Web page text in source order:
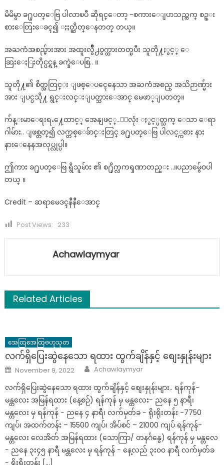
မိမိမွာ ခ႐ုပတ္ေဗြ ပါလာၿပီ ဆိုရင္ေတာ့ -စကားေျပာသည္ထက္ စဥ္း
စားေတြးေခၚ၍ ႏႈတ္ဆိတ္ေနတတ္ တယ္။
အႀကံအစည္မ်ားအား အထူးလွ်ိဳ႕ဝွက္ထားတတ္ၿပီး သူတို႔ႏွင့္ ေ
ဆြးေႏြးတိုင္ပင္ရန္ ခက္ခဲေပစြ.. ။
သူတို႔၏ စိတ္အတြင္း ျဖစ္ေပၚေနေသာ အႀကံအစည္ အသိဉာဏ္မ်ား
အား ျပင္ပသို႔ ရွင္းလင္းျပတ္သားေအာင္ မေဖာ္ျပတတ္။
က်န္းမာေရးရႉ႔ေထာင့္ အေနျဖင့္..ႏွလုံး ႏွင့္ပတ္သက္ ေသာ ေရာ
ဂါမ်ား.. ျဖစ္တတ္၍ လက္တစ္ေခ်ာင္းတြင္ ခ႐ုပတ္ေဗြ ပါလင့္ကစား နား
နားေနေနအလုပ္လုပ္ပါ။
ဤကား ခ႐ုပတ္ေဗြ ရွိသူမ်ား ၏ စ႐ိုက္လကၡဏာတည္း ..။ပညာမွ်ေဝပါ
တယ္ ။
Credit – ဆရာမေဒၚနီနီေအာင္
Post Views: 233
Achawlaymyar
Related Articles
အေထြအေထြဗဟုသုတ
လက်ရှိပြေးဆွဲနေသော ရထား ထွက်ချိန်နှင့် စျေးနှုန်းများ
Posted
on
November 9, 2022 Author
Achawlaymyar
လက်ရှိပြေးဆွဲနေသော ရထား ထွက်ချိန်နှင့် စျေးနှုန်းများ.. ရန်ကုန်-
မန္တလေး အမြန်ရထား (နေ့စဉ်) ရန်ကုန် မှ မန္တလေး− ညနေ ၅ နာရီ၊
မန္တလေး မှ ရန်ကုန် − ညနေ ၄ နာရီ၊ လက်မှတ်ခ − ရိုးရိုးတန်း -7750
ကျပ်၊ အထက်တန်း – 15500 ကျပ်၊ အိပ်စင် – 21000 ကျပ် ရန်ကုန်-
မန္တလေး လေအိတ် အမြန်ရထား (သောကြာ/ တနင်္ဂနွေ) ရန်ကုန် မှ မန္တလေ
− ညနေ ၃း၄၅ နာရီ မန္တလေး မှ ရန်ကုန် − နေ့လည် ၃း၀၀ နာရီ လက်မှတ်ခ
− ရိုးရိုးတန်း […]